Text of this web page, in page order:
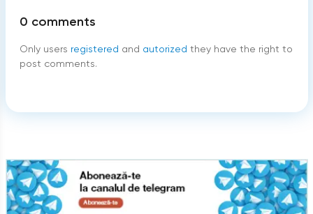
0 comments
Only users registered and autorized they have the right to
post comments.